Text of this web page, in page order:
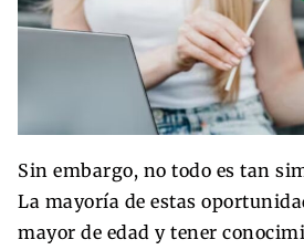
Sin embargo, no todo es tan
La mayoría de estas
mayor de edad y tener